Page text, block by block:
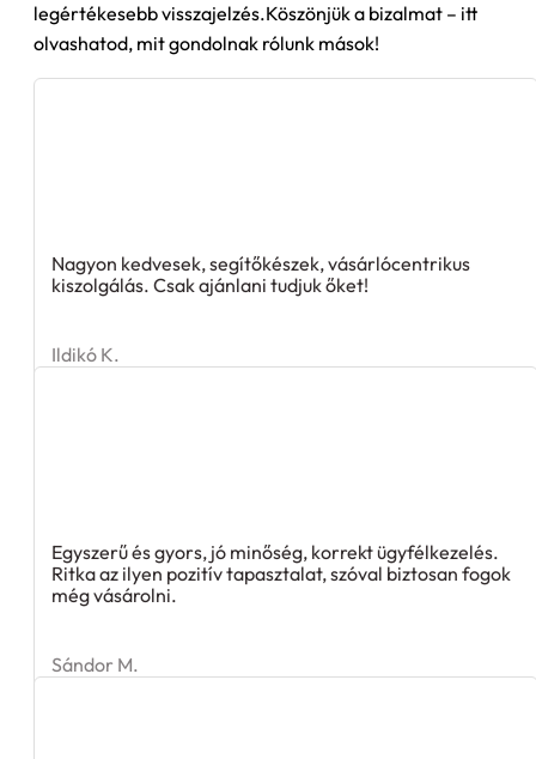
legértékesebb visszajelzés.Köszönjük a bizalmat – itt
olvashatod, mit gondolnak rólunk mások!
Nagyon kedvesek, segítőkészek, vásárlócentrikus
kiszolgálás. Csak ajánlani tudjuk őket!
Ildikó K.
Egyszerű és gyors, jó minőség, korrekt ügyfélkezelés.
Ritka az ilyen pozitív tapasztalat, szóval biztosan fogok
még vásárolni.
Sándor M.